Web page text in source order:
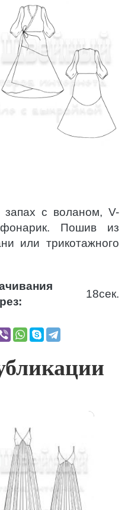
запах с воланом, V-
Пошив из
или трикотажного
18сек.